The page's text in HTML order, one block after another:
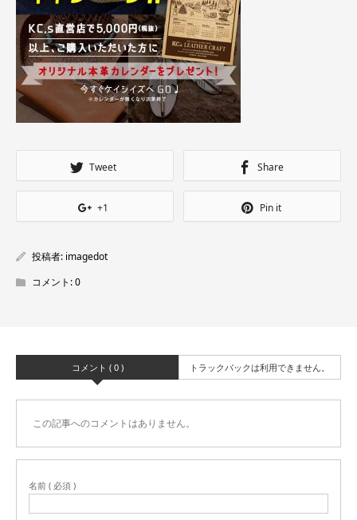
Tweet Share
+1 Pin it
投稿者: imagedot
コメント:0
コメント ( 0 ) トラックバックは利用できません。
この記事へのコメントはありません。
名前 ( 必須 )